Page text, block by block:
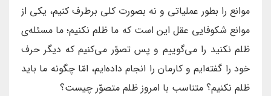
موانع را بطور عملیاتی و نه بصورت کلی برطرف کنیم، یکی از
موانع شکوفایی عقل این است که ما ظلم نکنیم؛ ما مسئله‌ی
ظلم نکنید را می‌گوییم و پس تصوّر می‌کنیم که دیگر حرف
خود را گفته‌ایم و کارمان را انجام داده‌ایم، امّا چگونه ما باید
ظلم نکنیم؟ متناسب با امروز ظلم متصوّر چیست؟